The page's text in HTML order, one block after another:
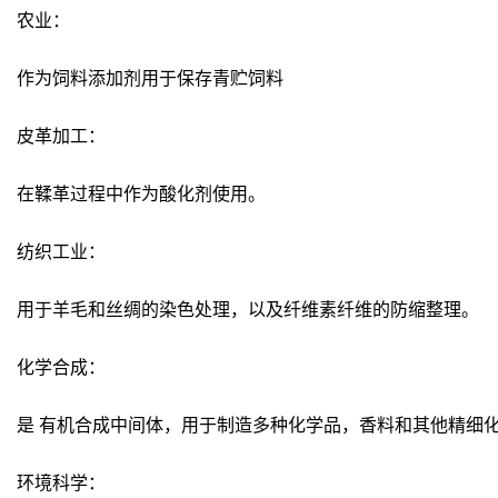
农业：
作为饲料添加剂用于保存青贮饲料
皮革加工：
在鞣革过程中作为酸化剂使用。
纺织工业：
用于羊毛和丝绸的染色处理，以及纤维素纤维的防缩整理。
化学合成：
是 有机合成中间体，用于制造多种化学品，香料和其他精细
环境科学：